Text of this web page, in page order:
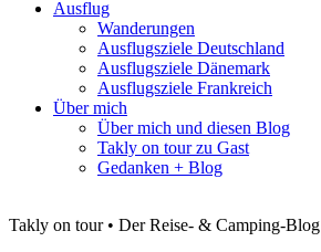
Ausflug
Wanderungen
Ausflugsziele Deutschland
Ausflugsziele Dänemark
Ausflugsziele Frankreich
Über mich
Über mich und diesen Blog
Takly on tour zu Gast
Gedanken + Blog
Takly on tour • Der Reise- & Camping-Blog